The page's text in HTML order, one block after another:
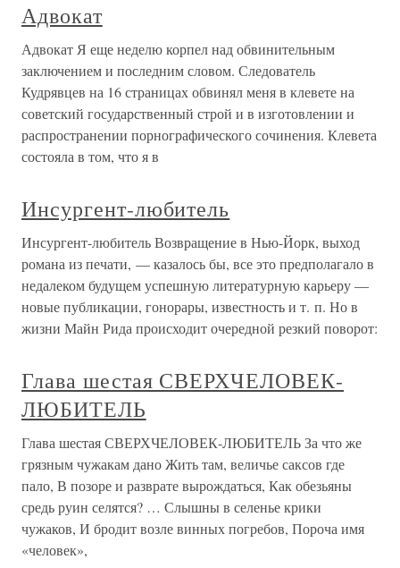
Адвокат
Адвокат Я еще неделю корпел над обвинительным
заключением и последним словом. Следователь
Кудрявцев на 16 страницах обвинял меня в клевете на
советский государственный строй и в изготовлении и
распространении порнографического сочинения. Клевета
состояла в том, что я в
Инсургент-любитель
Инсургент-любитель Возвращение в Нью-Йорк, выход
романа из печати, — казалось бы, все это предполагало в
недалеком будущем успешную литературную карьеру —
новые публикации, гонорары, известность и т. п. Но в
жизни Майн Рида происходит очередной резкий поворот:
Глава шестая СВЕРХЧЕЛОВЕК-
ЛЮБИТЕЛЬ
Глава шестая СВЕРХЧЕЛОВЕК-ЛЮБИТЕЛЬ За что же
грязным чужакам дано Жить там, величье саксов где
пало, В позоре и разврате вырождаться, Как обезьяны
средь руин селятся? … Слышны в селенье крики
чужаков, И бродит возле винных погребов, Пороча имя
«человек»,